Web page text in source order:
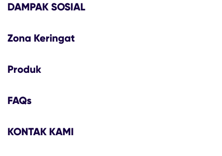
DAMPAK SOSIAL
Zona Keringat
Produk
FAQs
KONTAK KAMI